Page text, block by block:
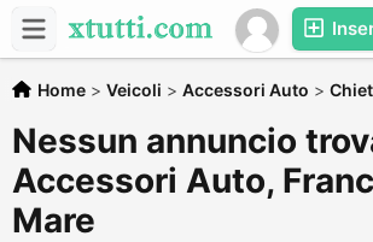
Home > Veicoli > Accessori Auto >
Nessun annuncio
Accessori Auto,
Mare